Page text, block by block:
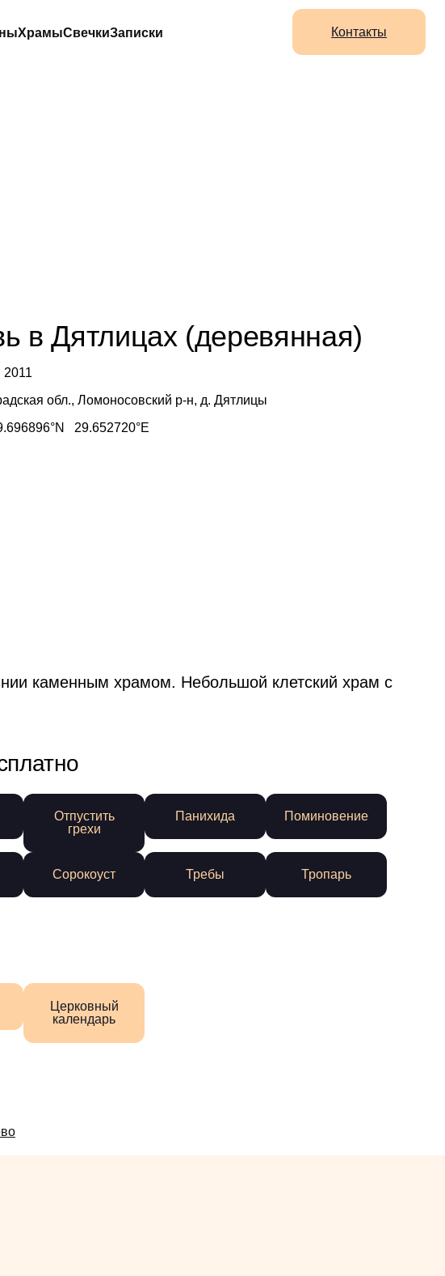
ХрамыСвечкиЗаписки Контакты
в Дятлицах (деревянная)
2011
обл., Ломоносовский р-н, д. Дятлицы
29.652720°E
каменным храмом. Небольшой клетский храм с
Отпустить
грехи
Панихида Поминовение
Сорокоуст Требы Тропарь
Церковный
календарь